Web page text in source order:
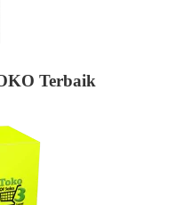
Terbaik